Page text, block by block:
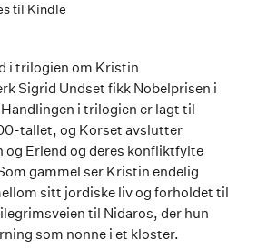
til Kindle
i trilogien om Kristin
Sigrid Undset fikk Nobelprisen i
i trilogien er lagt til
tallet, og Korset avslutter
Erlend og deres konfliktfylte
gammel ser Kristin endelig
sitt jordiske liv og forholdet til
til Nidaros, der hun
som nonne i et kloster.